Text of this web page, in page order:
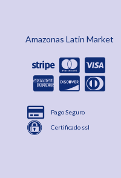
Amazonas Latin Market
Pago Seguro
Certificado ssl